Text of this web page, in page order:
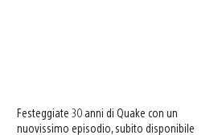
Festeggiate 30 anni di Quake con un
nuovissimo episodio, subito disponibile